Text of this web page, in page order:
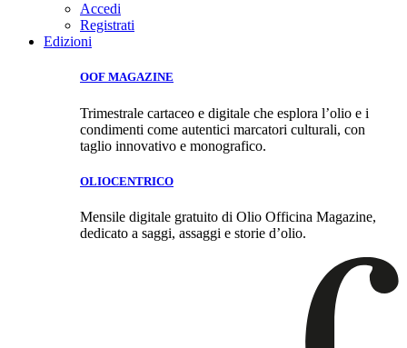
Accedi
Registrati
Edizioni
OOF MAGAZINE
Trimestrale cartaceo e digitale che esplora l’olio e i
condimenti come autentici marcatori culturali, con
taglio innovativo e monografico.
OLIOCENTRICO
Mensile digitale gratuito di Olio Officina Magazine,
dedicato a saggi, assaggi e storie d’olio.